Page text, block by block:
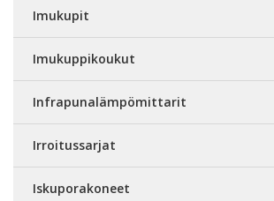
Imukupit
Imukuppikoukut
Infrapunalämpömittarit
Irroitussarjat
Iskuporakoneet